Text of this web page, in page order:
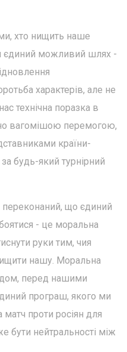
хто нищить наше
єдиний можливий шлях -
характерів, але не
технічна поразка в
вагомішою перемогою,
країни-
будь-який турнірний
що єдиний
- це моральна
руки тим, чия
нашу. Моральна
перед нашими
програш, якого ми
матч проти росіян для
бути нейтральності між